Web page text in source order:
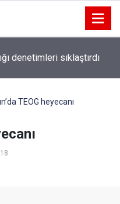
denetimleri sıklaştırdı
TEOG heyecanı